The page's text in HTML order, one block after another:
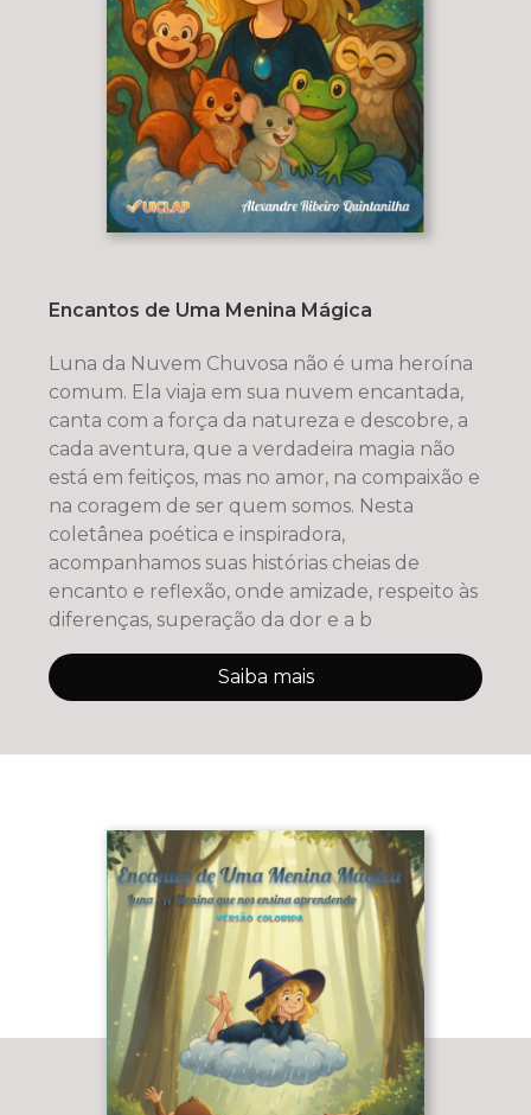
Encantos de Uma Menina Mágica
Luna da Nuvem Chuvosa não é uma heroína
comum. Ela viaja em sua nuvem encantada,
canta com a força da natureza e descobre, a
cada aventura, que a verdadeira magia não
está em feitiços, mas no amor, na compaixão e
na coragem de ser quem somos. Nesta
coletânea poética e inspiradora,
acompanhamos suas histórias cheias de
encanto e reflexão, onde amizade, respeito às
diferenças, superação da dor e a b
Saiba mais